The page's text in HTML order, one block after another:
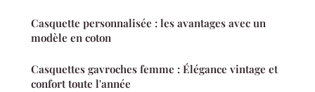
Casquette personnalisée : les avantages avec un
modèle en coton
Casquettes gavroches femme : Élégance vintage et
confort toute l'année